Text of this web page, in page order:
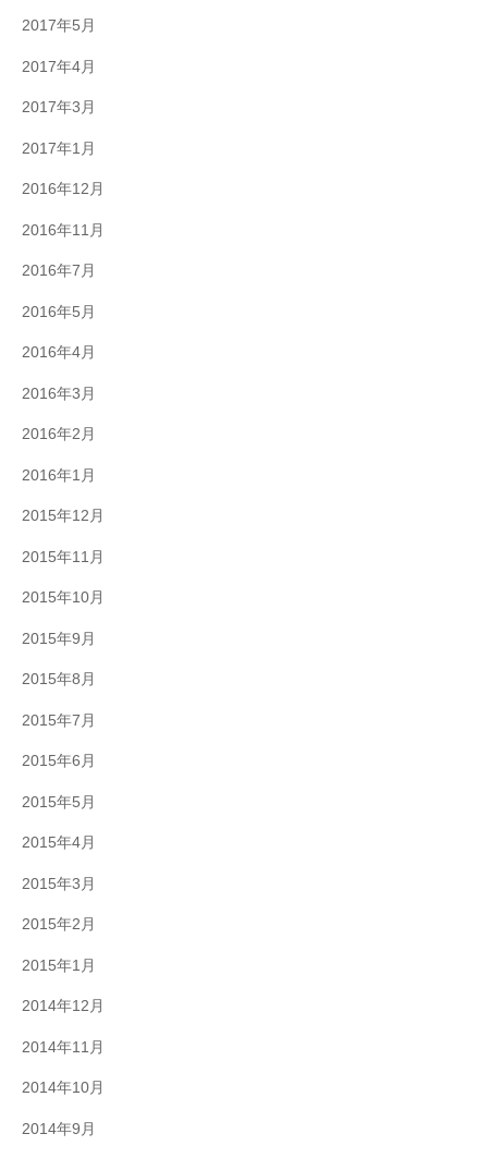
2017年5月
2017年4月
2017年3月
2017年1月
2016年12月
2016年11月
2016年7月
2016年5月
2016年4月
2016年3月
2016年2月
2016年1月
2015年12月
2015年11月
2015年10月
2015年9月
2015年8月
2015年7月
2015年6月
2015年5月
2015年4月
2015年3月
2015年2月
2015年1月
2014年12月
2014年11月
2014年10月
2014年9月